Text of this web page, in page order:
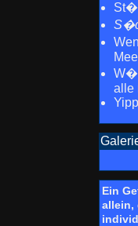
alle
Ein
allein,